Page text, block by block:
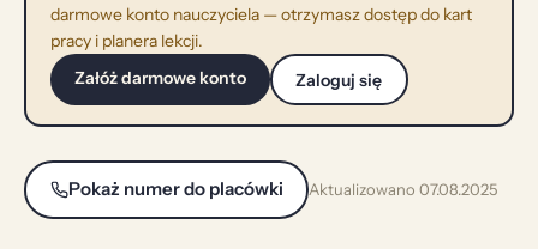
darmowe konto nauczyciela — otrzymasz dostęp do kart
pracy i planera lekcji.
Załóż darmowe konto
Zaloguj się
Pokaż numer do placówki Aktualizowano 07.08.2025